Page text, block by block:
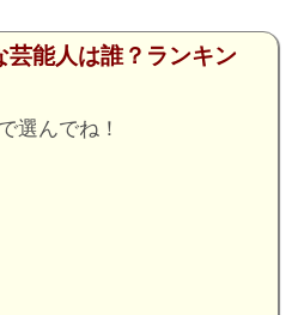
芸能人は誰？ランキン
選んでね！